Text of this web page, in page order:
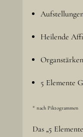
Heilende
5 Elemente
* nach Piktogrammen
Das „5